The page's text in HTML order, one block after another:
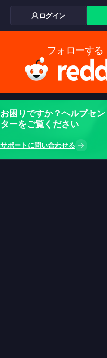
ログイン
フォローする
お困りですか？ヘルプセン
ターをご覧ください
サポートに問い合わせる